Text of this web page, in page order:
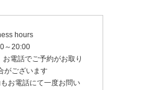
hours
～20:00
電話でご予約がお取り
がございます
お電話にて一度お問い